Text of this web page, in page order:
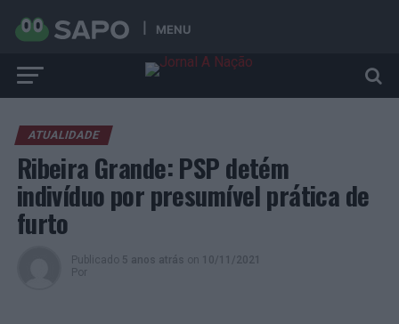
MENU
ATUALIDADE
Ribeira Grande: PSP detém
indivíduo por presumível prática de
furto
Publicado 5 anos atrás on 10/11/2021
Por